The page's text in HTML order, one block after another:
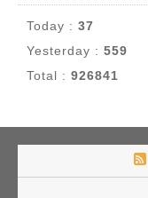
Today : 37
Yesterday : 559
Total : 926841